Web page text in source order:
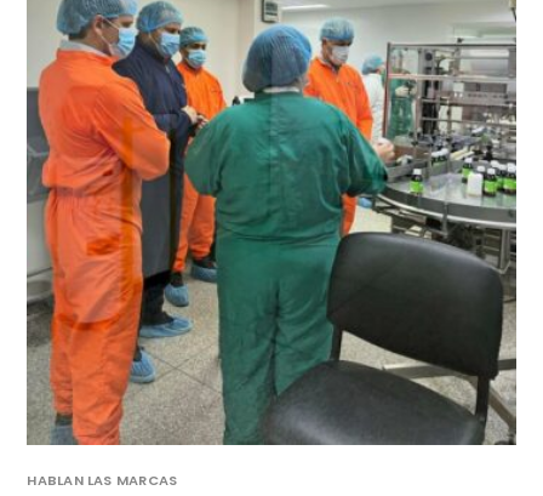
HABLAN LAS MARCAS